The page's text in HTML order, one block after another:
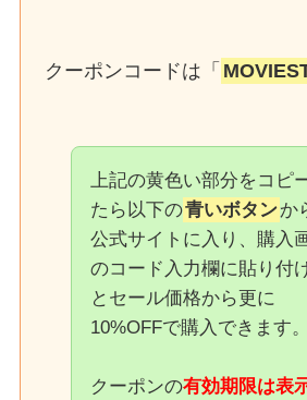
クーポンコードは「
上記の黄色い部分をコピ
たら以下の青いボタンか
公式サイトに入り、購入
のコード入力欄に貼り付
とセール価格から更に
10%OFFで購入できます。
クーポンの有効期限は表